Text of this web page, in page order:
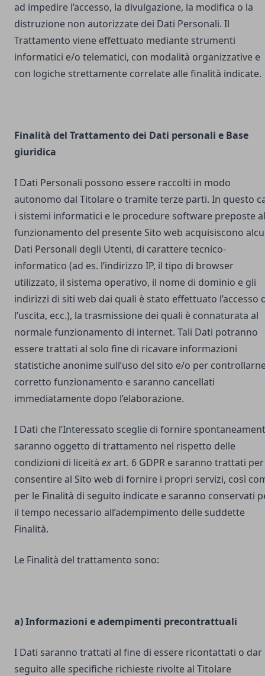
ad impedire l’accesso, la divulgazione, la modifica o la
distruzione non autorizzate dei Dati Personali. Il
Trattamento viene effettuato mediante strumenti
informatici e/o telematici, con modalità organizzative e
con logiche strettamente correlate alle finalità indicate.
Finalità del Trattamento dei Dati personali e Base
giuridica
I Dati Personali possono essere raccolti in modo
autonomo dal Titolare o tramite terze parti. In questo
i sistemi informatici e le procedure software preposte al
funzionamento del presente Sito web acquisiscono
Dati Personali degli Utenti, di carattere tecnico-
informatico (ad es. l’indirizzo IP, il tipo di browser
utilizzato, il sistema operativo, il nome di dominio e gli
indirizzi di siti web dai quali è stato effettuato l’accesso
l’uscita, ecc.), la trasmissione dei quali è connaturata al
normale funzionamento di internet. Tali Dati potranno
essere trattati al solo fine di ricavare informazioni
statistiche anonime sull’uso del sito e/o per
corretto funzionamento e saranno cancellati
immediatamente dopo l’elaborazione.
I Dati che l’Interessato sceglie di fornire
saranno oggetto di trattamento nel rispetto delle
condizioni di liceità exart. 6 GDPR e saranno trattati per
consentire al Sito web di fornire i propri servizi, così
per le Finalità di seguito indicate e saranno conservati
il tempo necessario all’adempimento delle suddette
Finalità.
Le Finalità del trattamento sono:
a) Informazioni e adempimenti precontrattuali
I Dati saranno trattati al fine di essere ricontattati o dar
seguito alle specifiche richieste rivolte al Titolare